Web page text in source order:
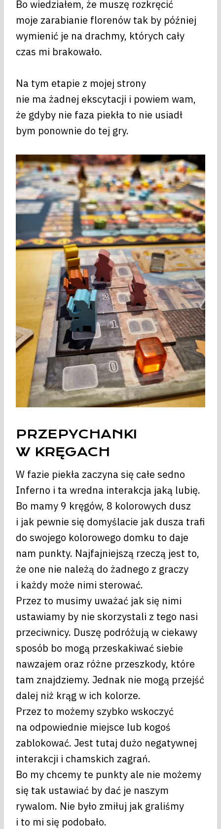
Bo wiedziałem, że muszę rozkręcić
moje zarabianie florenów tak by później
wymienić je na drachmy, których cały
czas mi brakowało.
Na tym etapie z mojej strony
nie ma żadnej ekscytacji i powiem wam,
że gdyby nie faza piekła to nie usiadł
bym ponownie do tej gry.
PRZEPYCHANKI
W KRĘGACH
W fazie piekła zaczyna się całe sedno
Inferno i ta wredna interakcja jaką lubię.
Bo mamy 9 kręgów, 8 kolorowych dusz
i jak pewnie się domyślacie jak dusza trafi
do swojego kolorowego domku to daje
nam punkty. Najfajniejszą rzeczą jest to,
że one nie należą do żadnego z graczy
i każdy może nimi sterować.
Przez to musimy uważać jak się nimi
ustawiamy by nie skorzystali z tego nasi
przeciwnicy. Duszę podróżują w ciekawy
sposób bo mogą przeskakiwać siebie
nawzajem oraz różne przeszkody, które
tam znajdziemy. Jednak nie mogą przejść
dalej niż krąg w ich kolorze.
Przez to możemy szybko wskoczyć
na odpowiednie miejsce lub kogoś
zablokować. Jest tutaj dużo negatywnej
interakcji i chamskich zagrań.
Bo my chcemy te punkty ale nie możemy
się tak ustawiać by dać je naszym
rywalom. Nie było zmiłuj jak graliśmy
i to mi się podobało.